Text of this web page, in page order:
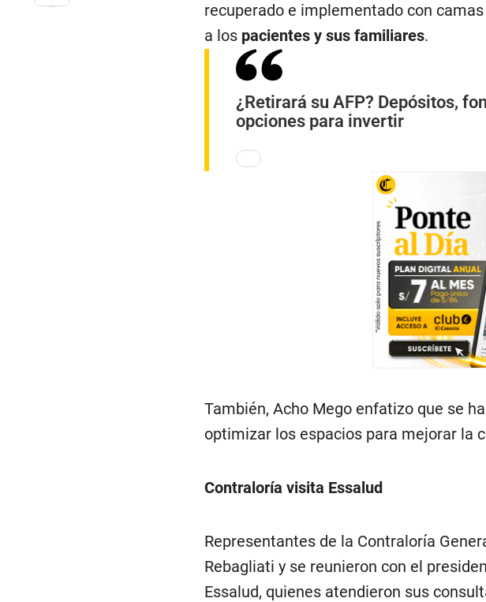
recuperado e implementado con
a los pacientes y sus familiares.
¿Retirará su AFP? Depósitos,
opciones para invertir
También, Acho Mego enfatizo que se
optimizar los espacios para mejorar la
Contraloría visita Essalud
Representantes de la Contraloría
Rebagliati y se reunieron con el
Essalud, quienes atendieron sus